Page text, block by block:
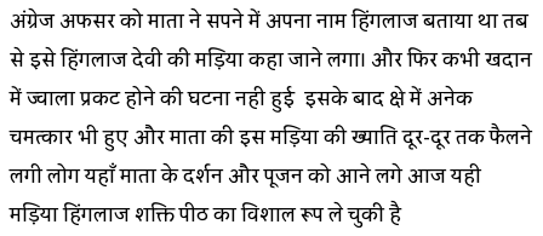
अंग्रेज अफसर को माता ने सपने में अपना नाम हिंगलाज बताया था तब
से इसे हिंगलाज देवी की मड़िया कहा जाने लगा। और फिर कभी खदान
में ज्वाला प्रकट होने की घटना नही हुई इसके बाद क्षेत्र में अनेक
चमत्कार भी हुए और माता की इस मड़िया की ख्याति दूर-दूर तक फैलने
लगी लोग यहाँ माता के दर्शन और पूजन को आने लगे आज यही
मड़िया हिंगलाज शक्ति पीठ का विशाल रूप ले चुकी है